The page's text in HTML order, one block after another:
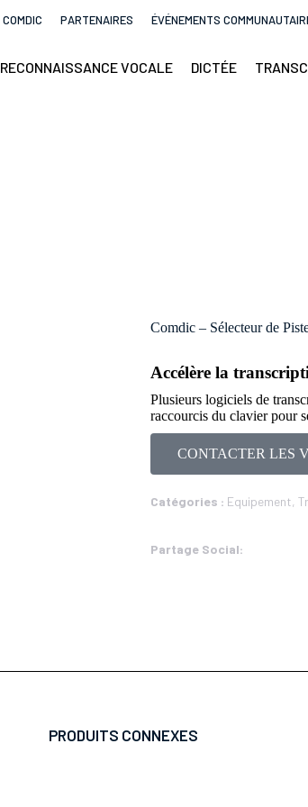
COMDIC PARTENAIRES ÉVÉNEMENTS
RECONNAISSANCE VOCALE DICTÉE
Comdic – Sélecteur de
Accélère la
Plusieurs logiciels de
raccourcis du clavier pour
CONTACTER LES
Catégories : Equipement,
Partage Social:
PRODUITS CONNEXES